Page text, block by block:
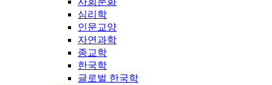
심리학
인문교양
자연과학
종교학
한국학
글로벌 한국학